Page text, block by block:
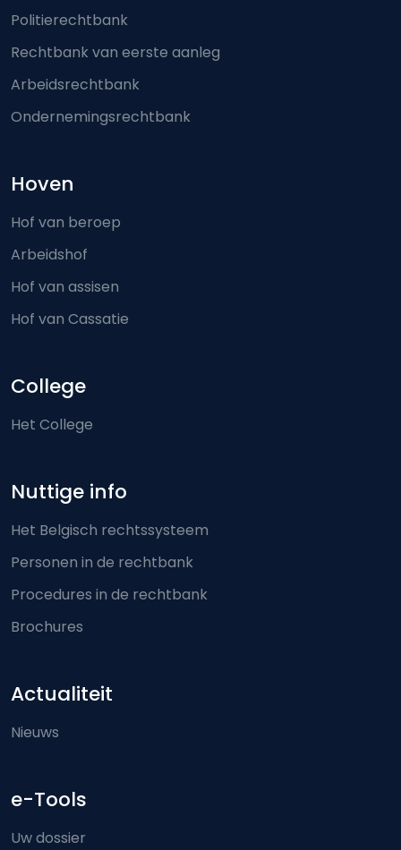
Politierechtbank
Rechtbank van eerste aanleg
Arbeidsrechtbank
Ondernemingsrechtbank
Hoven
Hof van beroep
Arbeidshof
Hof van assisen
Hof van Cassatie
College
Het College
Nuttige info
Het Belgisch rechtssysteem
Personen in de rechtbank
Procedures in de rechtbank
Brochures
Actualiteit
Nieuws
e-Tools
Uw dossier